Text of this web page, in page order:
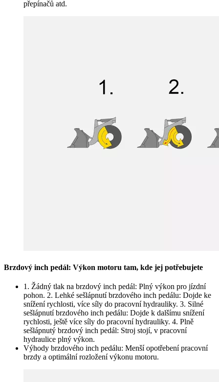
přepínačů atd.
Brzdový inch pedál: Výkon motoru tam, kde jej potřebujete
1. Žádný tlak na brzdový inch pedál: Plný výkon pro jízdní
pohon. 2. Lehké sešlápnutí brzdového inch pedálu: Dojde ke
snížení rychlosti, více síly do pracovní hydrauliky. 3. Silné
sešlápnutí brzdového inch pedálu: Dojde k dalšímu snížení
rychlosti, ještě více síly do pracovní hydrauliky. 4. Plně
sešlápnutý brzdový inch pedál: Stroj stojí, v pracovní
hydraulice plný výkon.
Výhody brzdového inch pedálu: Menší opotřebení pracovní
brzdy a optimální rozložení výkonu motoru.